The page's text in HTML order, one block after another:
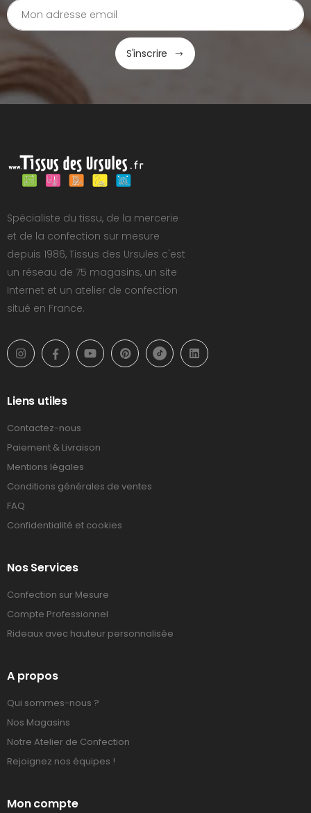
S'inscrire
Spécialiste du tissu, de la mercerie
et de la confection sur mesure
depuis 1986, Tissus des Ursules c'est
un réseau de 75 magasins, un site
Internet et un atelier de confection
situé en France.
Liens utiles
Contactez-nous
Paiement & Livraison
Mentions légales
Conditions générales de ventes
FAQ
Confidentialité et cookies
Nos Services
Confection sur Mesure
Compte Professionnel
Rideaux avec hauteur personnalisée
A propos
Qui sommes-nous ?
Nos Magasins
Notre Atelier de Confection
Rejoignez nos équipes !
Mon compte